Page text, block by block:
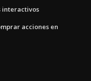
interactivos
acciones en